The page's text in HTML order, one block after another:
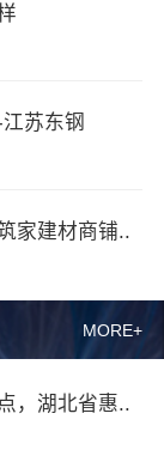
MORE+
，湖北省惠..
苏东钢
家建材商铺..